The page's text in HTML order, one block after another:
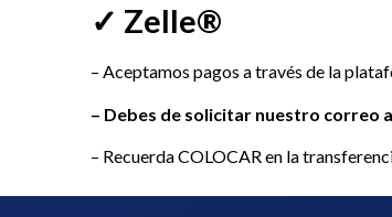
✓ Zelle®
– Aceptamos pagos a través de la
– Debes de solicitar nuestro correo
– Recuerda COLOCAR en la